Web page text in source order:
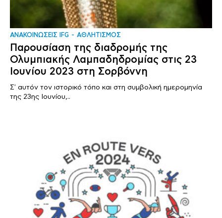
ΑΝΑΚΟΙΝΩΣΕΙΣ IFG ΑΘΛΗΤΙΣΜΟΣ
Παρουσίαση της διαδρομής της
Ολυμπιακής Λαμπαδηδρομίας στις 23
Ιουνίου 2023 στη Σορβόννη
Σ' αυτόν τον ιστορικό τόπο και στη συμβολική ημερομηνία
της 23ης Ιουνίου,..